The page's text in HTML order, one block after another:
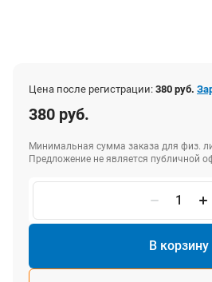
Цена после регистрации: 380 руб.
380 руб.
Минимальная сумма заказа для физ.
Предложение не является публичной
В корзину